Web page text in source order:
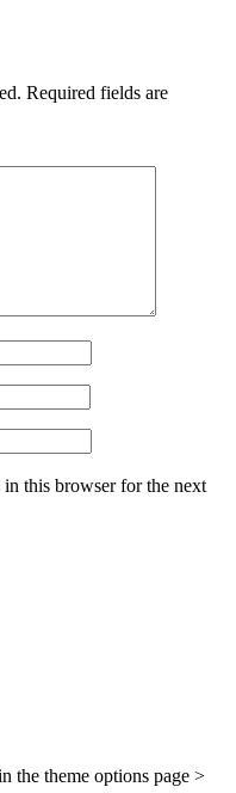
Required fields are
in this browser for the next
the theme options page >